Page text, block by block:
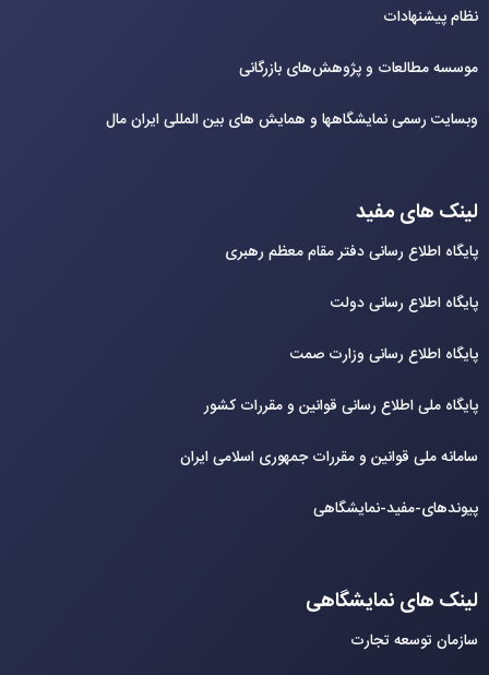
نظام پیشنهادات
موسسه مطالعات و پژوهش‌های بازرگانی
وبسایت رسمی نمایشگاهها و همایش های بین‌ المللی ایران مال
لینک های مفید
پایگاه اطلاع رسانی دفتر مقام معظم رهبری
پایگاه اطلاع رسانی دولت
پایگاه اطلاع رسانی وزارت صمت
پایگاه ملی اطلاع رسانی قوانین و مقررات کشور
سامانه ملی قوانین و مقررات جمهوری اسلامی ایران
پیوندهای-مفید-نمایشگاهی
لینک های نمایشگاهی
سازمان توسعه تجارت